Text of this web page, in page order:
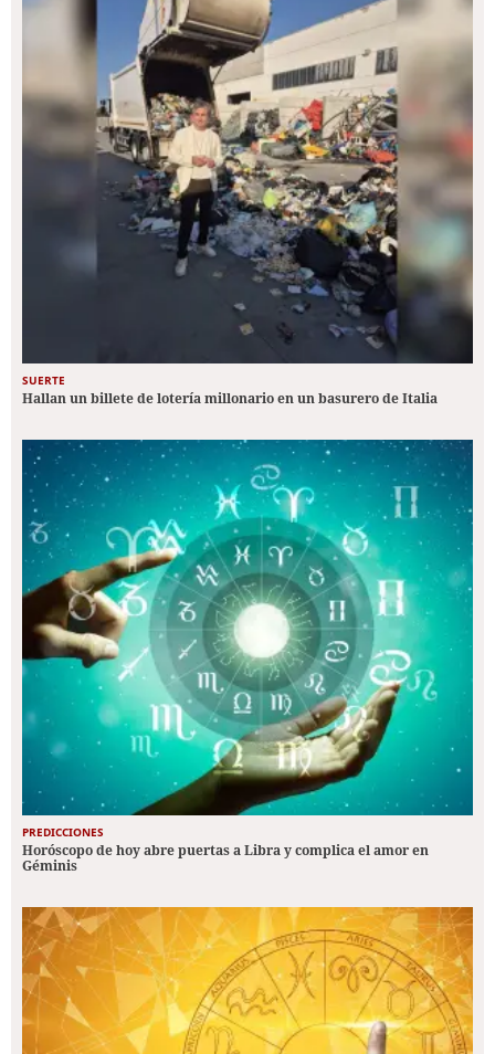
SUERTE
Hallan un billete de lotería millonario en un basurero de Italia
PREDICCIONES
Horóscopo de hoy abre puertas a Libra y complica el amor en
Géminis